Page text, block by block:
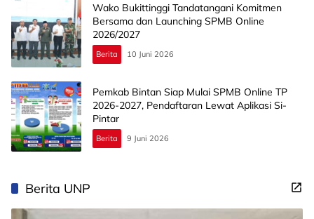
Wako Bukittinggi Tandatangani Komitmen
Bersama dan Launching SPMB Online
2026/2027
Berita 10 Juni 2026
Pemkab Bintan Siap Mulai SPMB Online TP
2026-2027, Pendaftaran Lewat Aplikasi Si-
Pintar
Berita 9 Juni 2026
Berita UNP